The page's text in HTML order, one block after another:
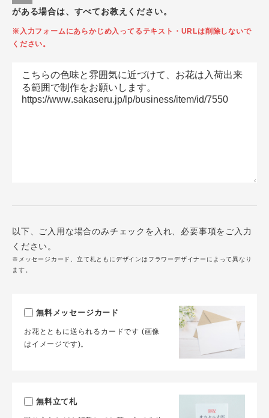
がある場合は、すべてお教えください。
※入力フォームにあらかじめ入ってるテキスト・URLは削除しないで
ください。
以下、ご入用な場合のみチェックを入れ、必要事項をご入力
ください。
※メッセージカード、立て札ともにデザインはフラワーデザイナーによって異なり
ます。
無料メッセージカード
お花とともに送られるカードです (画像
はイメージです)。
無料立て札